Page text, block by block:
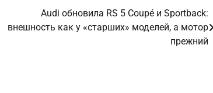
Audi обновила RS 5 Coupé и Sportback:
внешность как у «старших» моделей, а мотор
прежний